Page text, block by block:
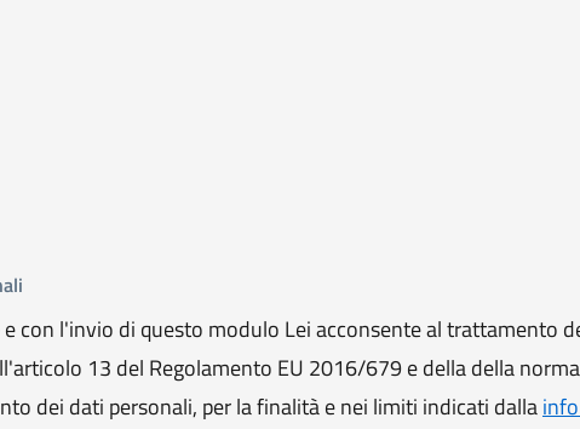
con l'invio di questo modulo Lei acconsente al trattamento
13 del Regolamento EU 2016/679 e della della
dei dati personali, per la finalità e nei limiti indicati dalla